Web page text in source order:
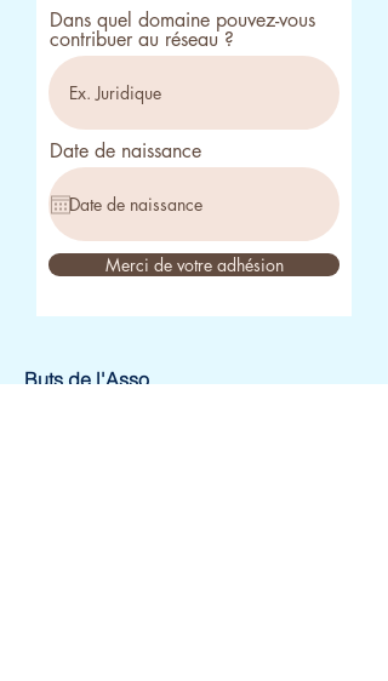
Dans quel domaine pouvez-vous
contribuer au réseau ?
Date de naissance
Merci de votre adhésion
Buts de l'Asso